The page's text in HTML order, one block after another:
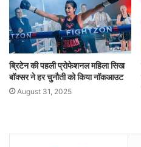
ब्रिटेन की पहली प्रोफेशनल महिला सिख
बॉक्सर ने हर चुनौती को किया नॉकआउट
August 31, 2025